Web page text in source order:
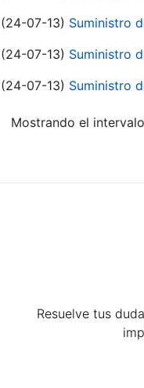
(24-07-13) Suministro
(24-07-13) Suministro
(24-07-13) Suministro
Mostrando el
Resuelve tus